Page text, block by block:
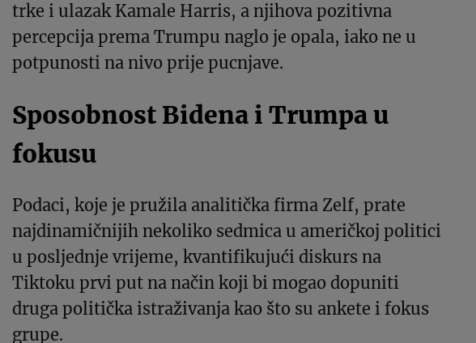
trke i ulazak Kamale Harris, a njihova pozitivna
percepcija prema Trumpu naglo je opala, iako ne u
potpunosti na nivo prije pucnjave.
Sposobnost Bidena i Trumpa u
fokusu
Podaci, koje je pružila analitička firma Zelf, prate
najdinamičnijih nekoliko sedmica u američkoj politici
u posljednje vrijeme, kvantifikujući diskurs na
Tiktoku prvi put na način koji bi mogao dopuniti
druga politička istraživanja kao što su ankete i fokus
grupe.